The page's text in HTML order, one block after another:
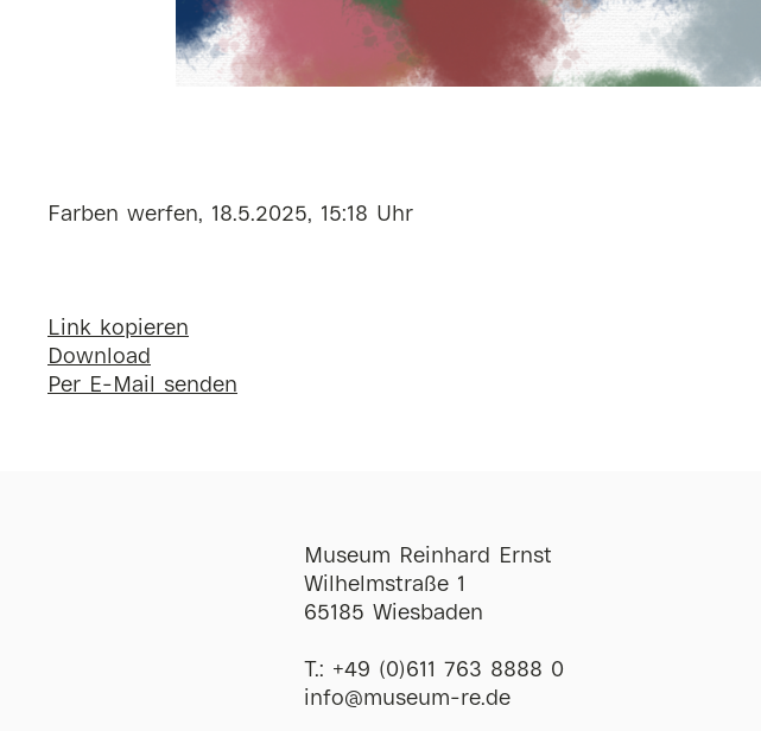
Farben werfen, 18.5.2025, 15:18 Uhr
Link kopieren
Download
Per E-Mail senden
Museum Reinhard Ernst
Wilhelmstraße 1
65185 Wiesbaden
T.: +49 (0)611 763 8888 0
ofni@museum-re de